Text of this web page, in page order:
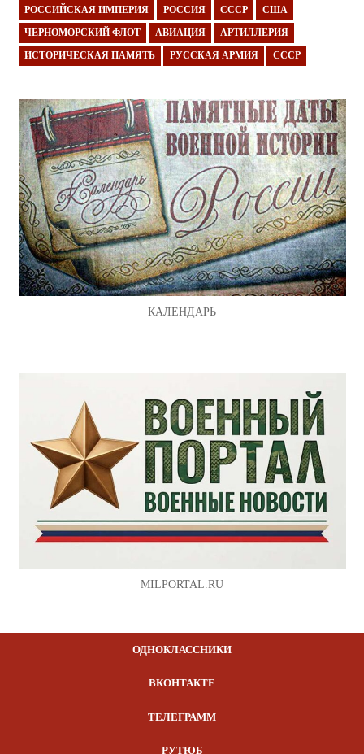
РОССИЙСКАЯ ИМПЕРИЯ РОССИЯ СССР США
ЧЕРНОМОРСКИЙ ФЛОТ АВИАЦИЯ АРТИЛЛЕРИЯ
ИСТОРИЧЕСКАЯ ПАМЯТЬ РУССКАЯ АРМИЯ СССР
КАЛЕНДАРЬ
MILPORTAL.RU
ОДНОКЛАССНИКИ
ВКОНТАКТЕ
ТЕЛЕГРАММ
РУТЮБ